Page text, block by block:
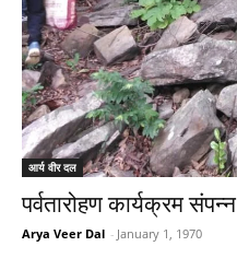
आर्य वीर दल
पर्वतारोहण कार्यक्रम संपन्न
Arya Veer Dal - January 1, 1970